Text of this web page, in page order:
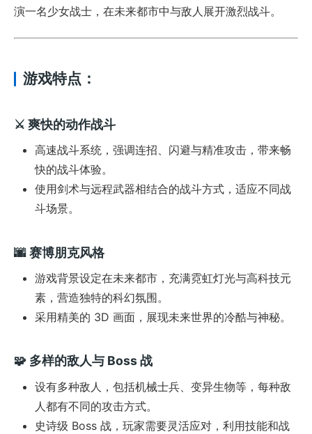
演一名少女战士，在未来都市中与敌人展开激烈战斗。
游戏特点：
⚔️ 爽快的动作战斗
高速战斗系统，强调连招、闪避与精准攻击，带来畅
快的战斗体验。
使用剑术与远程武器相结合的战斗方式，适应不同战
斗场景。
🌆赛博朋克风格
游戏背景设定在未来都市，充满霓虹灯光与高科技元
素，营造独特的科幻氛围。
采用精美的 3D 画面，展现未来世界的冷酷与神秘。
🧩 多样的敌人与 Boss 战
设有多种敌人，包括机械士兵、变异生物等，每种敌
人都有不同的攻击方式。
史诗级 Boss 战，玩家需要灵活应对，利用技能和战